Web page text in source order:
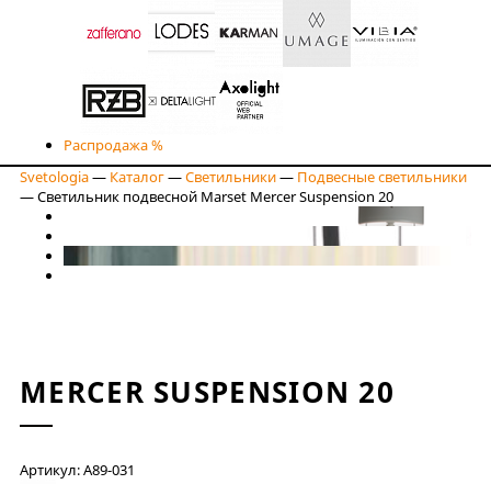
Распродажа %
Svetologia— Каталог—Светильники— Подвесные светильники
—Светильник подвесной Marset Mercer Suspension 20
MERCER SUSPENSION 20
Артикул: A89-031